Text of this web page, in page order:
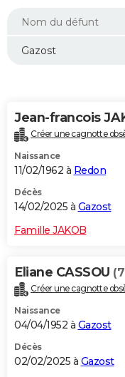
BRICOLAGE
WEEK-END
Alimentation
Guide de la santé
Maladies
Médicaments
Sommeil
VOYAGE
Destinations
City break
Voyage nature
Voyage de noces
Forum
Climat
+PHOTO
GUIDES D'ACHAT
Carte de Noël
Carte Bonne année
Carte Saint-Valentin
Carte Pâques
Carte d'anniversaire
DICTIONNAIRE
Dictionnaire
Biographies
Citations
Expressions
Proverbes
PROGRAMME TV
S'inscrire
Se connecter
Lycées
Collèges
Primaires
Universités
Entreprises
Service militaire
Avis de recherche
AVIS DE DÉCÈS
Jean-francois
Créer une cagnotte
Naissance
11/02/1962 à Redon
Décès
14/02/2025 à Gazost
Famille JAKOB
Eliane CASSOU
Créer une cagnotte
Naissance
04/04/1952 à Gazost
Décès
02/02/2025 à Gazost